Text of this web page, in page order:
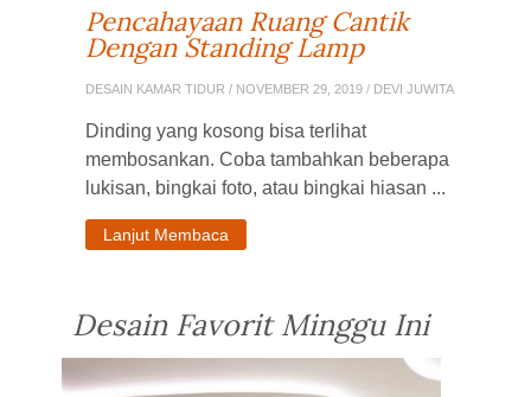
Pencahayaan Ruang Cantik
Dengan Standing Lamp
DESAIN KAMAR TIDUR / NOVEMBER 29, 2019 / DEVI JUWITA
Dinding yang kosong bisa terlihat
membosankan. Coba tambahkan beberapa
lukisan, bingkai foto, atau bingkai hiasan ...
Lanjut Membaca
Desain Favorit Minggu Ini